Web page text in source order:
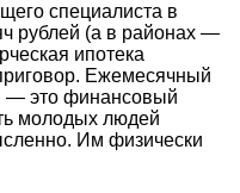
специалиста в
рублей (а в районах —
ипотека
Ежемесячный
— это финансовый
молодых людей
Им физически